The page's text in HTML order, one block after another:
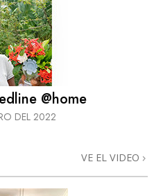
@home
DEL 2022
VE EL VIDEO